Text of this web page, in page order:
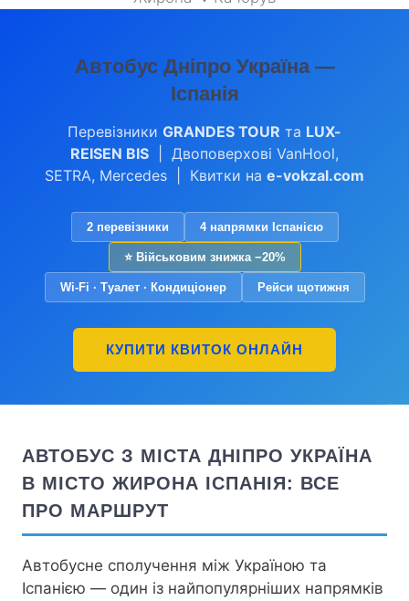
Автобус Дніпро Україна —
Іспанія
Перевізники GRANDES TOUR та LUX-
REISEN BIS | Двоповерхові VanHool,
SETRA, Mercedes | Квитки на e-vokzal.com
2 перевізники 4 напрямки Іспанією
⭐ Військовим знижка −20%
Wi-Fi · Туалет · Кондиціонер Рейси щотижня
КУПИТИ КВИТОК ОНЛАЙН
АВТОБУС З МІСТА ДНІПРО УКРАЇНА
В МІСТО ЖИРОНА ІСПАНІЯ: ВСЕ
ПРО МАРШРУТ
Автобусне сполучення між Україною та
Іспанією — один із найпопулярніших напрямків